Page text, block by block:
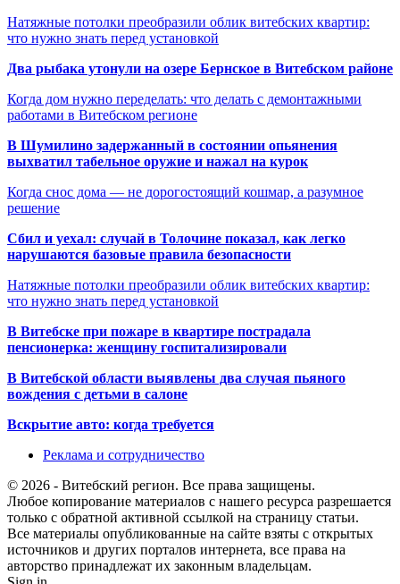
Натяжные потолки преобразили облик витебских квартир:
что нужно знать перед установкой
Два рыбака утонули на озере Бернское в Витебском районе
Когда дом нужно переделать: что делать с демонтажными
работами в Витебском регионе
В Шумилино задержанный в состоянии опьянения
выхватил табельное оружие и нажал на курок
Когда снос дома — не дорогостоящий кошмар, а разумное
решение
Сбил и уехал: случай в Толочине показал, как легко
нарушаются базовые правила безопасности
Натяжные потолки преобразили облик витебских квартир:
что нужно знать перед установкой
В Витебске при пожаре в квартире пострадала
пенсионерка: женщину госпитализировали
В Витебской области выявлены два случая пьяного
вождения с детьми в салоне
Вскрытие авто: когда требуется
Реклама и сотрудничество
© 2026 - Витебский регион. Все права защищены.
Любое копирование материалов с нашего ресурса разрешается
только с обратной активной ссылкой на страницу статьи.
Все материалы опубликованные на сайте взяты с открытых
источников и других порталов интернета, все права на
авторство принадлежат их законным владельцам.